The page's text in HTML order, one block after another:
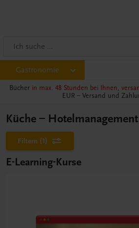
Gastronomie
Bücher in max. 48 Stunden bei Ihnen,
EUR – Versand und
Küche – Hotelmanagement
Filtern (1)
E-Learning-Kurse